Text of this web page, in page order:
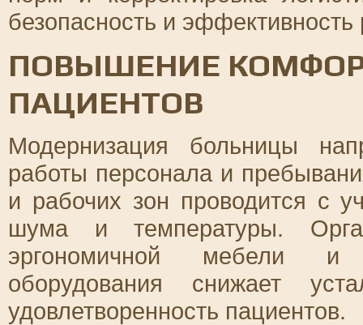
безопасность и
ПОВЫШЕНИЕ
ПАЦИЕНТОВ
Модернизация больницы
работы персонала и
и рабочих зон проводится с
шума и температуры.
эргономичной мебели и
оборудования снижает
удовлетворенность пациентов.